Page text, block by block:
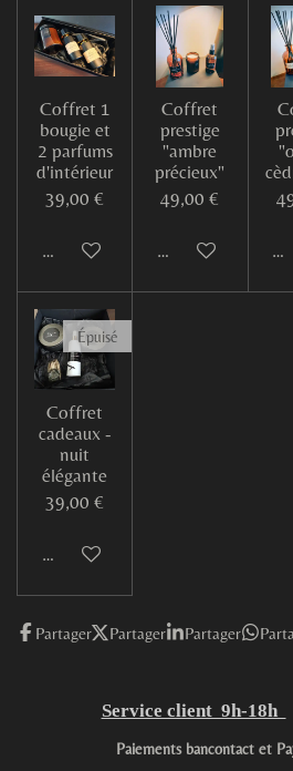
Coffret 1
bougie et
2 parfums
d'intérieur
39,00 €
Ajouter au panier
Coffret
prestige
"ambre
précieux"
49,00 €
Ajouter au panier
Épuisé
Coffret
cadeaux -
nuit
élégante
39,00 €
M'avertir si disponible
Partager Partager Partager
Service client 9h-18h
Paiements bancontact et